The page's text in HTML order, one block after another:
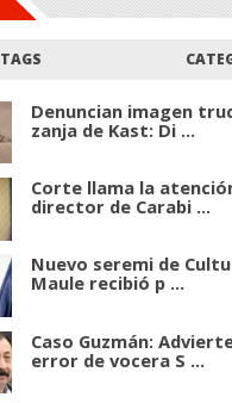
TAGS
Denuncian imagen
zanja de Kast: Di ...
Corte llama la
director de Carabi ...
Nuevo seremi de
Maule recibió p ...
Caso Guzmán:
error de vocera S ...